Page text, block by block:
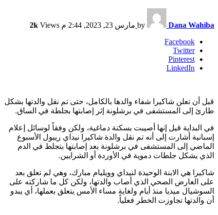
by Dana Wahiba مارس 23, 2023, 2:44 م 2k Views
Facebook
Twitter
Pinterest
LinkedIn
قبل أن تعلن شاكيرا شفاء والدها بالكامل، حتى تم نقل والدتها بشكل
طارئ إلى المستشفى في برشلونة إثر إصابتها بجلطة في الساق.
في البداية قيل إنها أصيبت بسكتة دماغية، ولكن وفقاً لوسائل إعلام
إسبانية أشارت إلى أنه تم نقل والدة شاكيرا نيداي ريبول الأسبوع
الماضي إلى المستشفى في برشلونة بعد إصابتها بتجلط في الدم
الذي يشكل جلطات دموية في الأوردة أو الشرايين.
شاكيرا هي الابنة الوحيدة لنيداي وويليام مبارك، وهي لم تعلق بعد
على العارض الصحي الذي أصاب والدتها، ولكن كل ما شاركته على
السوشيال ميديا منذ أيام ولغاية مساء الأمس يتعلق بعملها، أي يبدو
أن والدتها تجاوزت الخطر فعلياً.